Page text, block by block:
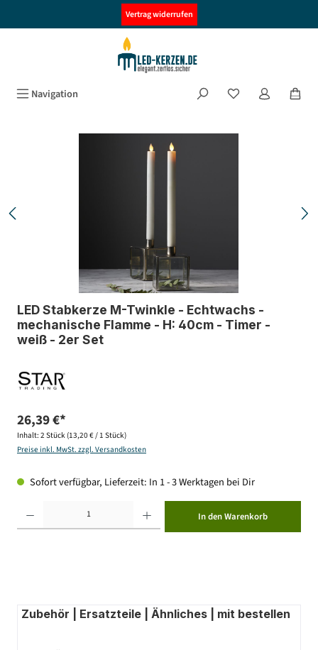
Vertrag widerrufen
Navigation
LED Stabkerze M-Twinkle - Echtwachs -
mechanische Flamme - H: 40cm - Timer -
weiß - 2er Set
26,39 €*
Inhalt: 2 Stück (13,20 € / 1 Stück)
Preise inkl. MwSt. zzgl. Versandkosten
Sofort verfügbar, Lieferzeit: In 1 - 3 Werktagen bei Dir
In den Warenkorb
Zubehör | Ersatzteile | Ähnliches | mit bestellen